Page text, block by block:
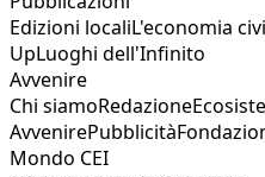
Edizioni localiL'economia
UpLuoghi dell'Infinito
Avvenire
Chi siamoRedazione
AvvenirePubblicità
Mondo CEI